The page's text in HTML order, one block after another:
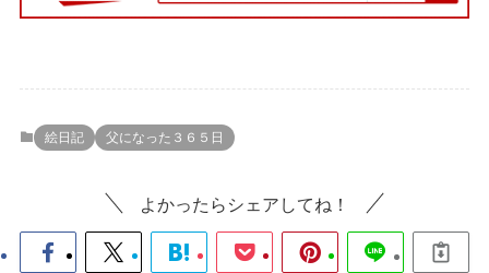
絵日記 父になった３６５日
よかったらシェアしてね！